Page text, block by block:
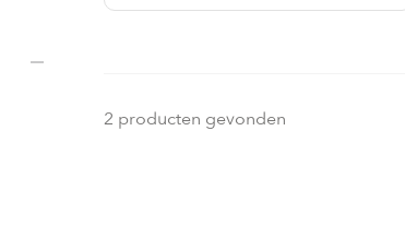
2 producten gevonden